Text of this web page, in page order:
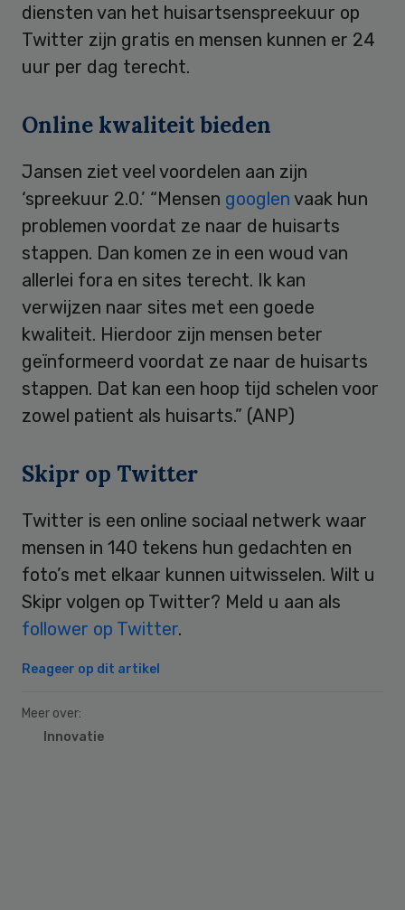
diensten van het huisartsenspreekuur op
Twitter zijn gratis en mensen kunnen er 24
uur per dag terecht.
Online kwaliteit bieden
Jansen ziet veel voordelen aan zijn
‘spreekuur 2.0.’ “Mensen googlen vaak hun
problemen voordat ze naar de huisarts
stappen. Dan komen ze in een woud van
allerlei fora en sites terecht. Ik kan
verwijzen naar sites met een goede
kwaliteit. Hierdoor zijn mensen beter
geïnformeerd voordat ze naar de huisarts
stappen. Dat kan een hoop tijd schelen voor
zowel patient als huisarts.” (ANP)
Skipr op Twitter
Twitter is een online sociaal netwerk waar
mensen in 140 tekens hun gedachten en
foto’s met elkaar kunnen uitwisselen. Wilt u
Skipr volgen op Twitter? Meld u aan als
follower op Twitter.
Reageer op dit artikel
Meer over:
Innovatie